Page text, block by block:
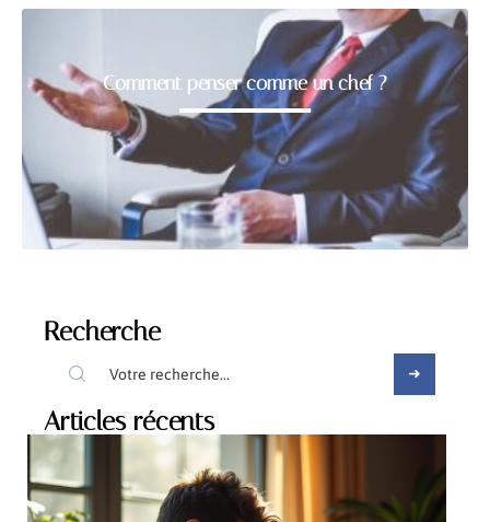
Comment penser comme un chef ?
Recherche
Articles récents